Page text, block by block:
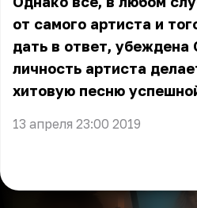
от самого артиста и
дать в ответ, убеждена
личность артиста
хитовую песню
13 апреля 23:00 2019